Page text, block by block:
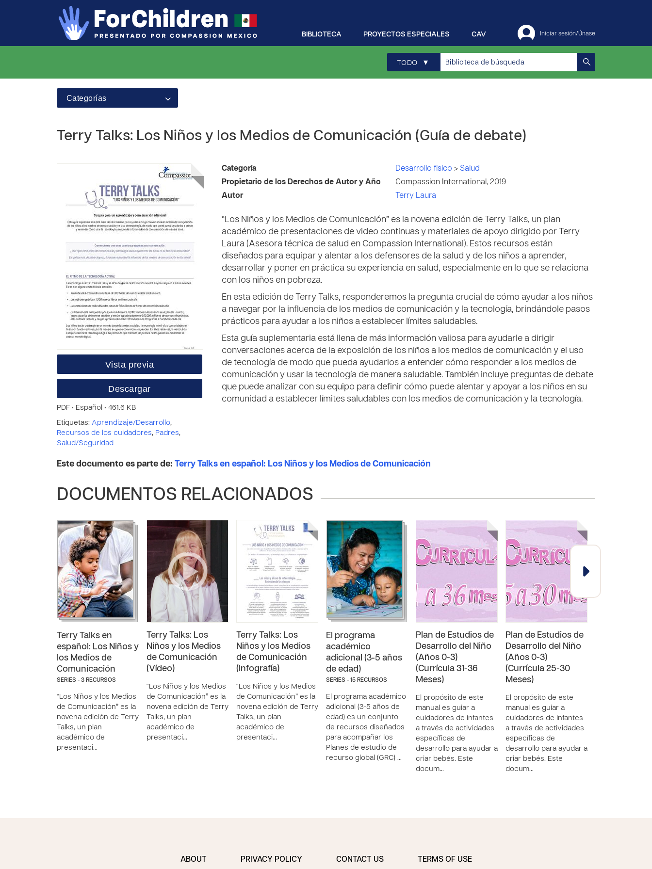
Iniciar sesión/Únase
CAV
PROYECTOS ESPECIALES
BIBLIOTECA
TODO ▾
Categorías
Terry Talks: Los Niños y los Medios de Comunicación (Guía de debate)
Vista previa
Descargar
PDF • Español • 461.6 KB
Etiquetas: Aprendizaje/Desarrollo,
Recursos de los cuidadores, Padres,
Salud/Seguridad
Categoría Desarrollo fisico > Salud
Propietario de los Derechos de Autor y Año
Compassion International, 2019
Autor
Terry Laura
“Los Niños y los Medios de Comunicación” es la novena edición de Terry Talks, un plan
académico de presentaciones de video continuas y materiales de apoyo dirigido por Terry
Laura (Asesora técnica de salud en Compassion International). Estos recursos están
diseñados para equipar y alentar a los defensores de la salud y de los niños a aprender,
desarrollar y poner en práctica su experiencia en salud, especialmente en lo que se relaciona
con los niños en pobreza.
En esta edición de Terry Talks, responderemos la pregunta crucial de cómo ayudar a los niños
a navegar por la influencia de los medios de comunicación y la tecnología, brindándole pasos
prácticos para ayudar a los niños a establecer límites saludables.
Esta guía suplementaria está llena de más información valiosa para ayudarle a dirigir
conversaciones acerca de la exposición de los niños a los medios de comunicación y el uso
de tecnología de modo que pueda ayudarlos a entender cómo responder a los medios de
comunicación y usar la tecnología de manera saludable. También incluye preguntas de debate
que puede analizar con su equipo para definir cómo puede alentar y apoyar a los niños en su
comunidad a establecer límites saludables con los medios de comunicación y la tecnología.
Este documento es parte de: Terry Talks en español: Los Niños y los Medios de Comunicación
DOCUMENTOS RELACIONADOS
Terry Talks en
español: Los Niños y
los Medios de
Comunicación
SERIES - 3 RECURSOS
“Los Niños y los Medios
de Comunicación” es la
novena edición de Terry
Talks, un plan
académico de
presentaci…
Terry Talks: Los
Niños y los Medios
de Comunicación
(Vídeo)
“Los Niños y los Medios
de Comunicación” es la
novena edición de Terry
Talks, un plan
académico de
presentaci…
Terry Talks: Los
Niños y los Medios
de Comunicación
(Infografía)
“Los Niños y los Medios
de Comunicación” es la
novena edición de Terry
Talks, un plan
académico de
presentaci…
El programa
académico
adicional (3-5 años
de edad)
SERIES - 15 RECURSOS
El programa académico
adicional (3-5 años de
edad) es un conjunto
de recursos diseñados
para acompañar los
Planes de estudio de
recurso global (GRC) …
Plan de Estudios de
Desarrollo del Niño
(Años 0-3)
(Currícula 31-36
Meses)
El propósito de este
manual es guiar a
cuidadores de infantes
a través de actividades
específicas de
desarrollo para ayudar a
criar bebés. Este
docum…
Plan de Estudios de
Desarrollo del Niño
(Años 0-3)
(Currícula 25-30
Meses)
El propósito de este
manual es guiar a
cuidadores de infantes
a través de actividades
específicas de
desarrollo para ayudar a
criar bebés. Este
docum…
ABOUT PRIVACY POLICY CONTACT US TERMS OF USE